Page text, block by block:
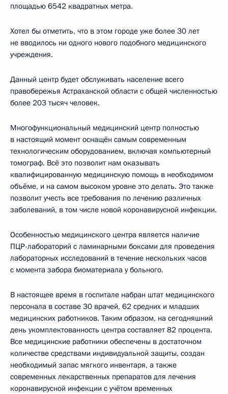
площадью 6542 квадратных метра.
Хотел бы отметить, что в этом городе уже более 30 лет
не вводилось ни одного нового подобного медицинского
учреждения.
Данный центр будет обслуживать население всего
правобережья Астраханской области с общей численностью
более 203 тысяч человек.
Многофункциональный медицинский центр полностью
в настоящий момент оснащён самым современным
технологическим оборудованием, включая компьютерный
томограф. Всё это позволит нам оказывать
квалифицированную медицинскую помощь в необходимом
объёме, и на самом высоком уровне это делать. Это также
позволит учесть все требования по лечению различных
заболеваний, в том числе новой коронавирусной инфекции.
Особенностью медицинского центра является наличие
ПЦР-лабораторий с ламинарными боксами для проведения
лабораторных исследований в течение нескольких часов
с момента забора биоматериала у больного.
В настоящее время в госпитале набран штат медицинского
персонала в составе 30 врачей, 62 средних и младших
медицинских работников. Таким образом, на сегодняшний
день укомплектованность центра составляет 82 процента.
Все медицинские работники обеспечены в достаточном
количестве средствами индивидуальной защиты, создан
необходимый запас мягкого инвентаря, а также
современных лекарственных препаратов для лечения
коронавирусной инфекции с учётом временных